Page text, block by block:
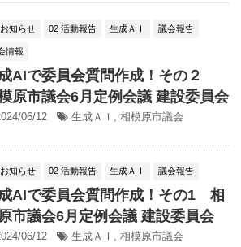
知らせ 02 活動報告 生成ＡＩ 議会報告
情報
AIで委員会質問作成！その２
原市議会6月定例会議 建設委員会
06/12 生成ＡＩ , 相模原市議会
知らせ 02 活動報告 生成ＡＩ 議会報告
AIで委員会質問作成！その1 相
市議会6月定例会議 建設委員会
06/12 生成ＡＩ , 相模原市議会